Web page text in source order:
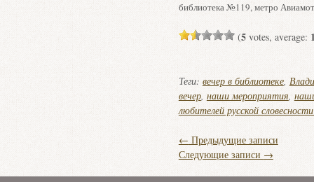
библиотека №119, метро
(5votes, average:
Теги: вечер в библиотеке,
вечер, наши мероприятия,
любителей русской
← Предыдущие записи
Следующие записи →